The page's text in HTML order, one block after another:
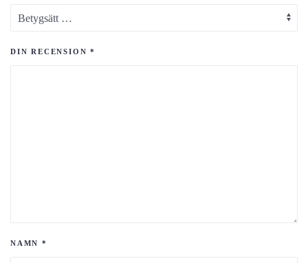
DIN RECENSION*
NAMN *